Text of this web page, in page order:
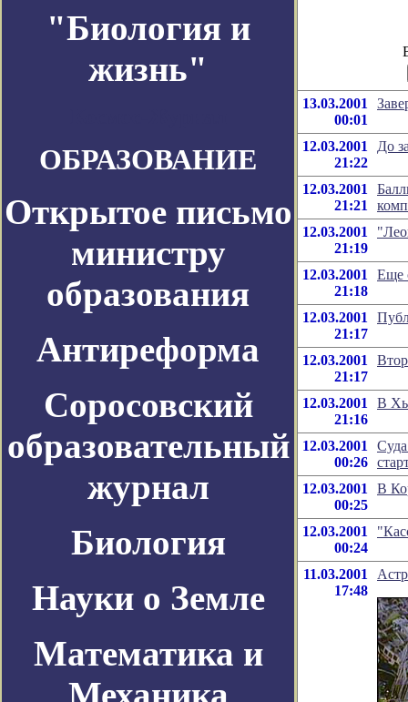
"Биология и
жизнь"
ОБРАЗОВАНИЕ
Открытое письмо
министру
образования
Антиреформа
Соросовский
образовательный
журнал
Биология
Науки о Земле
Математика и
13.03.2001
00:01
12.03.2001
21:22
До
12.03.2001
21:21
12.03.2001
21:19
12.03.2001
21:18
Еще
12.03.2001
21:17
12.03.2001
21:17
12.03.2001
21:16
В
12.03.2001
00:26
12.03.2001
00:25
В
12.03.2001
00:24
11.03.2001
17:48